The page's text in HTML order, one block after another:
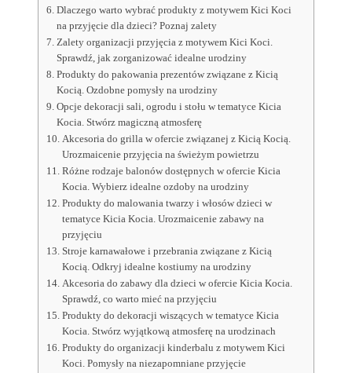
Dlaczego warto wybrać produkty z motywem Kici Koci
na przyjęcie dla dzieci? Poznaj zalety
Zalety organizacji przyjęcia z motywem Kici Koci.
Sprawdź, jak zorganizować idealne urodziny
Produkty do pakowania prezentów związane z Kicią
Kocią. Ozdobne pomysły na urodziny
Opcje dekoracji sali, ogrodu i stołu w tematyce Kicia
Kocia. Stwórz magiczną atmosferę
Akcesoria do grilla w ofercie związanej z Kicią Kocią.
Urozmaicenie przyjęcia na świeżym powietrzu
Różne rodzaje balonów dostępnych w ofercie Kicia
Kocia. Wybierz idealne ozdoby na urodziny
Produkty do malowania twarzy i włosów dzieci w
tematyce Kicia Kocia. Urozmaicenie zabawy na
przyjęciu
Stroje karnawałowe i przebrania związane z Kicią
Kocią. Odkryj idealne kostiumy na urodziny
Akcesoria do zabawy dla dzieci w ofercie Kicia Kocia.
Sprawdź, co warto mieć na przyjęciu
Produkty do dekoracji wiszących w tematyce Kicia
Kocia. Stwórz wyjątkową atmosferę na urodzinach
Produkty do organizacji kinderbalu z motywem Kici
Koci. Pomysły na niezapomniane przyjęcie